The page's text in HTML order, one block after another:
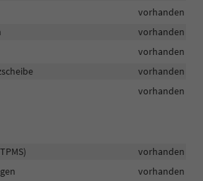
vorhanden
vorhanden
vorhanden
vorhanden
vorhanden
vorhanden
vorhanden